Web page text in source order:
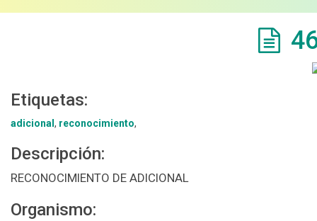
Etiquetas:
adicional , reconocimiento,
Descripción:
RECONOCIMIENTO DE ADICIONAL
Organismo: